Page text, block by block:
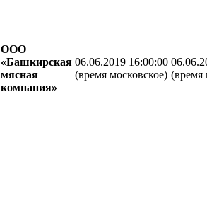
ООО
«Башкирская
мясная
компания»
06.06.2019 16:00:00
(время московское) (время